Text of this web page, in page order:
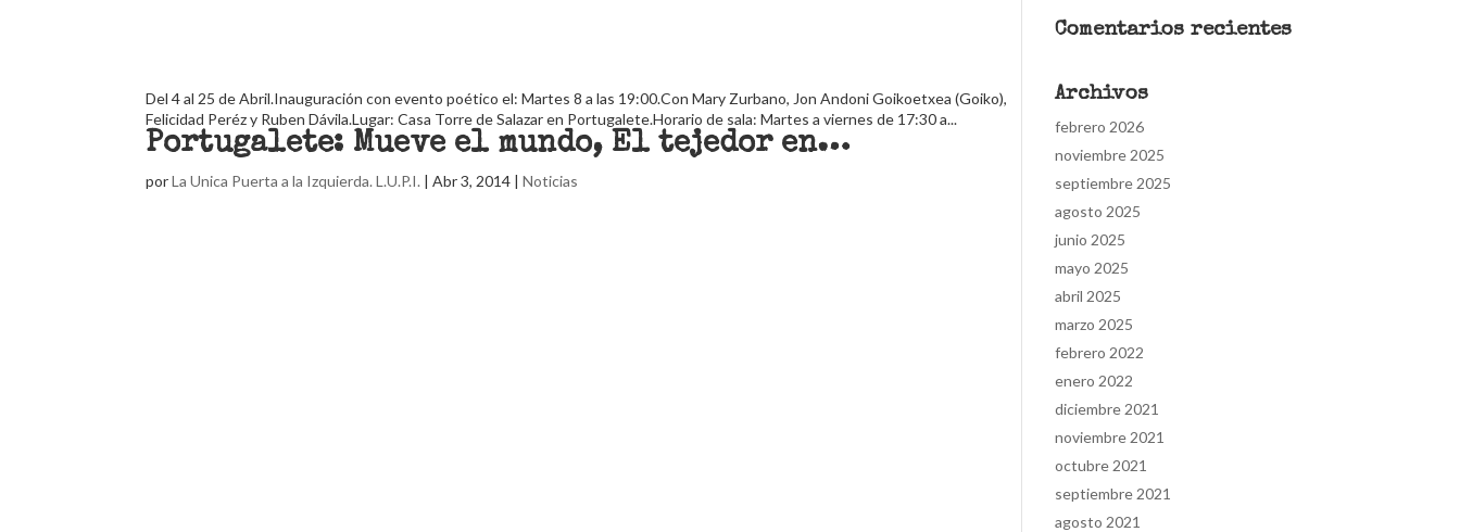
Portugalete: Mueve el mundo, El tejedor en…
porLa Unica Puerta a la Izquierda. L.U.P.I. |Abr 3, 2014 |Noticias
Del 4 al 25 de Abril.Inauguración con evento poético el: Martes 8 a las 19:00.Con Mary Zurbano, Jon Andoni Goikoetxea (Goiko),
Felicidad Peréz y Ruben Dávila.Lugar: Casa Torre de Salazar en Portugalete.Horario de sala: Martes a viernes de 17:30 a...
Comentarios recientes
Archivos
febrero 2026
noviembre 2025
septiembre 2025
agosto 2025
junio 2025
mayo 2025
abril 2025
marzo 2025
febrero 2022
enero 2022
diciembre 2021
noviembre 2021
octubre 2021
septiembre 2021
agosto 2021